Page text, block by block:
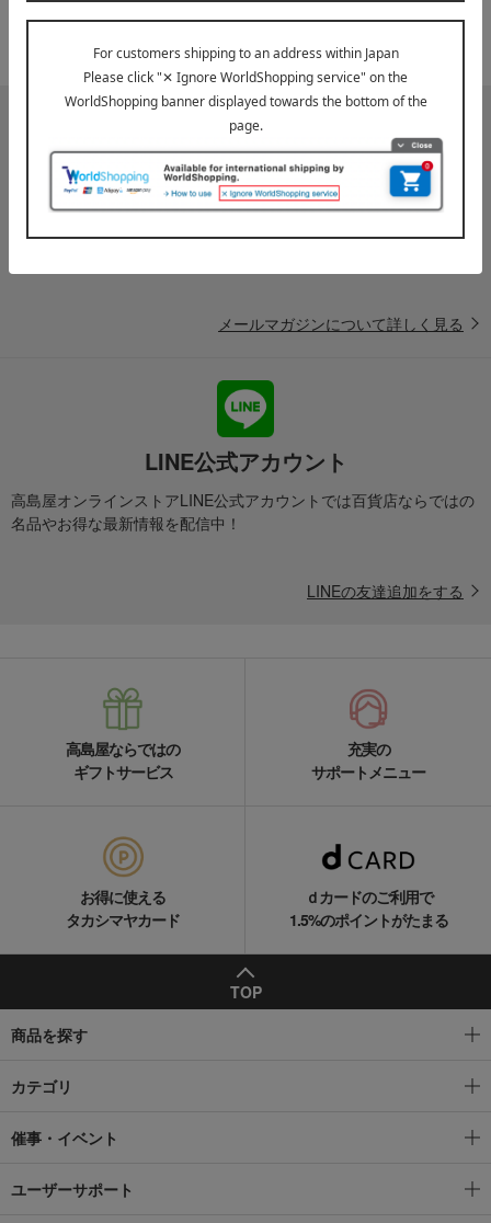
ご案内 『お届け先のご住所』ご確認のお願い
メールマガジン
送料無料クーポンやキャンペーン、新着・SALE・おすすめ商品な
ど、「高島屋オンラインストア」のお得＆うれしい情報をお届けい
メールマガジンについて詳しく見る
LINE公式アカウント
高島屋オンラインストアLINE公式アカウントでは百貨店ならではの
名品やお得な最新情報を配信中！
LINEの友達追加をする
高島屋ならではの
ギフトサービス
充実の
サポートメニュー
お得に使える
タカシマヤカード
ｄカードのご利用で
1.5%のポイントがたまる
TOP
商品を探す
カテゴリ
催事・イベント
ユーザーサポート